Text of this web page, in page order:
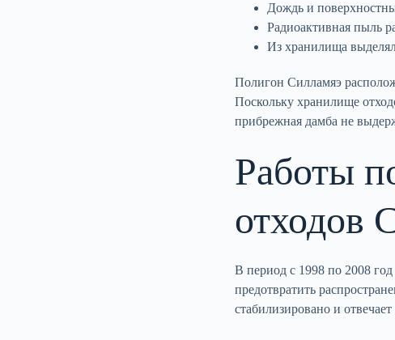
Дождь и
Радиоактивная пыль
Из хранилища
Полигон Силламяэ
Поскольку хранилище
прибрежная дамба не
Работы
отходов
В период с 1998 по 2008
предотвратить
стабилизировано и